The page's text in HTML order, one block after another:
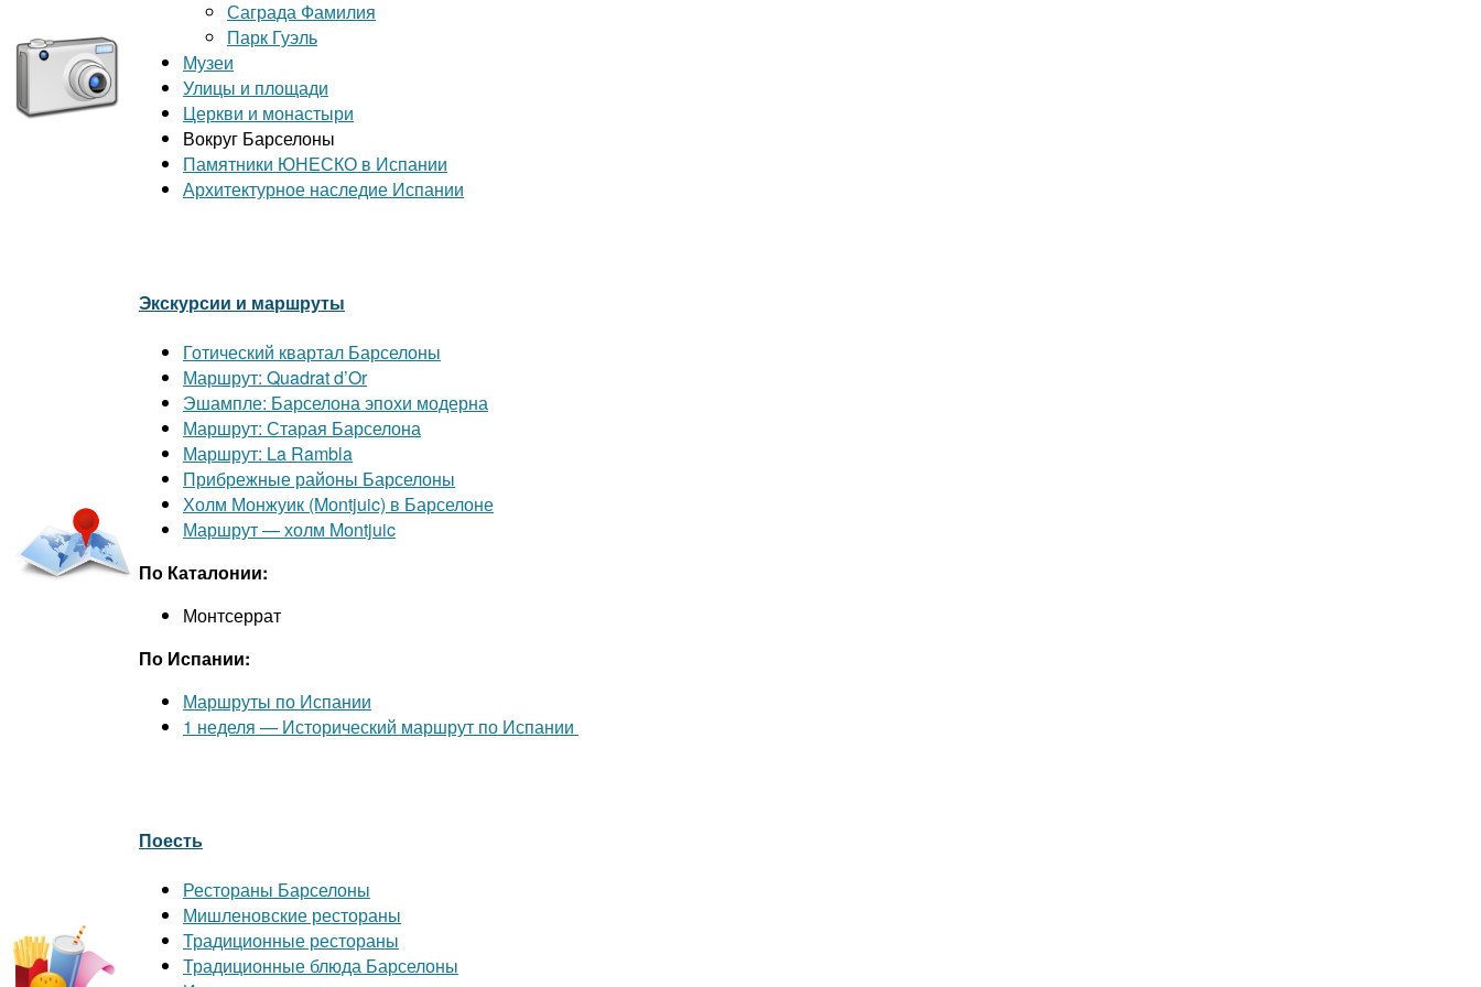
Саграда Фамилия
Парк Гуэль
Музеи
Улицы и площади
Церкви и монастыри
Вокруг Барселоны
Памятники ЮНЕСКО в Испании
Архитектурное наследие Испании
Экскурсии и маршруты
Готический квартал Барселоны
Маршрут: Quadrat d’Or
Эшампле: Барселона эпохи модерна
Маршрут: Старая Барселона
Маршрут: La Rambla
Прибрежные районы Барселоны
Холм Монжуик (Mоntjuic) в Барселоне
Маршрут — холм Mоntjuic
По Каталонии:
Монтсеррат
По Испании:
Маршруты по Испании
1 неделя — Исторический маршрут по Испании
Поесть
Рестораны Барселоны
Мишленовские рестораны
Традиционные рестораны
Традиционные блюда Барселоны